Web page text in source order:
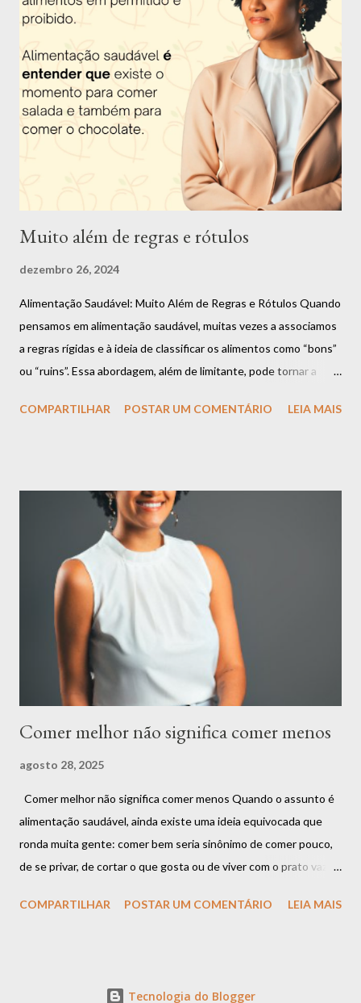
anos e desde os 16 anos eu escolhi essa profissão por ver o
impacto que uma má alimentação causa na saúde e querer
descobrir uma forma de mudar essa situação e assim ajudar as
pessoas. Apesar de ter muitas outras paixões, como citei
anteriormente, eu nunca consegui me enxergar fazendo outra
coisa. Fui uma criança acima do peso e desde nova senti o peso
dos padrões de beleza impostos pela sociedade. O ano de 2022
Muito além de regras e rótulos
dezembro 26, 2024
Alimentação Saudável: Muito Além de Regras e Rótulos Quando
pensamos em alimentação saudável, muitas vezes a associamos
a regras rígidas e à ideia de classificar os alimentos como “bons”
ou “ruins”. Essa abordagem, além de limitante, pode tornar a
que uma alimentação equilibrada vai muito além dessas
podem ter espaço na sua rotina. Há o momento de apreciar uma
refeição rica em nutrientes, como uma salada colorida e cheia de
sabor. E também há o momento de saborear aquele doce que
você tanto gosta ou um prato especial que traz conforto e boas
memórias. Esses momentos não só são normais, mas também
essenciais para uma relação leve com a comida. O segredo não
está em criar proibições, mas em encontrar o equilíbrio.
Alimentar-se bem é sobre compreender que ...
COMPARTILHAR POSTAR UM COMENTÁRIO LEIA MAIS
Comer melhor não significa comer menos
agosto 28, 2025
Comer melhor não significa comer menos Quando o assunto é
alimentação saudável, ainda existe uma ideia equivocada que
ronda muita gente: comer bem seria sinônimo de comer pouco,
de se privar, de cortar o que gosta ou de viver com o prato vazio.
resposta é: não. Comer melhor não significa comer menos.
COMPARTILHAR POSTAR UM COMENTÁRIO LEIA MAIS
Tecnologia do Blogger